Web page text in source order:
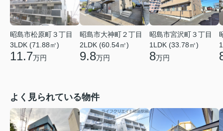
昭島市松原町３丁目
3LDK (71.88㎡)
11.7万円
昭島市大神町２丁目
2LDK (60.54㎡)
9.8万円
昭島市宮沢町３丁目
1LDK (33.78㎡)
8万円
よく見られている物件